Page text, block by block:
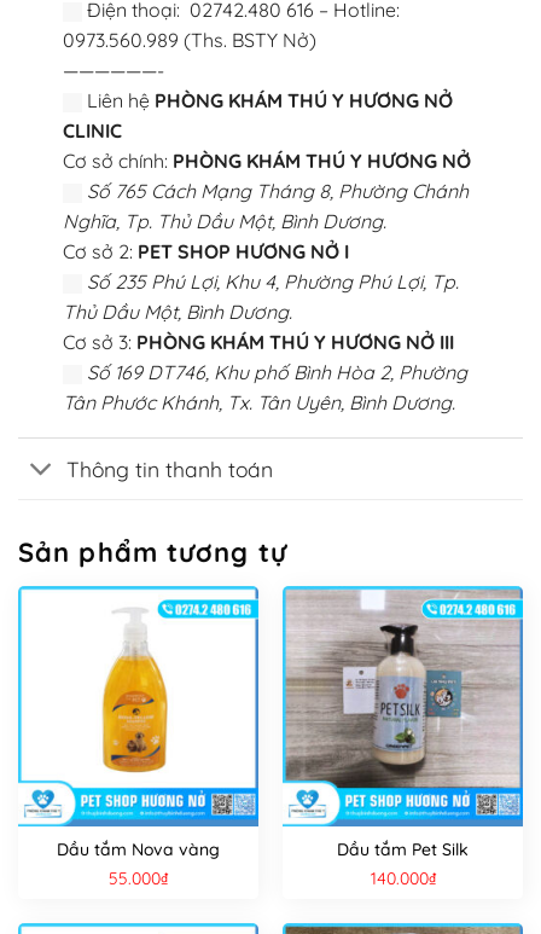
Điện thoại: 02742.480 616 – Hotline:
0973.560.989 (Ths. BSTY Nở)
——————-
Liên hệ PHÒNG KHÁM THÚ Y HƯƠNG NỞ
CLINIC
Cơ sở chính: PHÒNG KHÁM THÚ Y HƯƠNG NỞ
Số 765 Cách Mạng Tháng 8, Phường Chánh
Nghĩa, Tp. Thủ Dầu Một, Bình Dương.
Cơ sở 2: PET SHOP HƯƠNG NỞ I
Số 235 Phú Lợi, Khu 4, Phường Phú Lợi, Tp.
Thủ Dầu Một, Bình Dương.
Cơ sở 3: PHÒNG KHÁM THÚ Y HƯƠNG NỞ III
Số 169 DT746, Khu phố Bình Hòa 2, Phường
Tân Phước Khánh, Tx. Tân Uyên, Bình Dương.
Thông tin thanh toán
Sản phẩm tương tự
Dầu tắm Nova vàng
55.000₫
Dầu tắm Pet Silk
140.000₫